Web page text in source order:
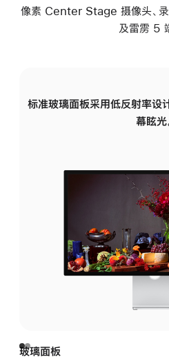
像素 Center Stage 摄像头、录
及雷雳 5
标准玻璃面板采用低反射率设
幕眩光
玻璃面板